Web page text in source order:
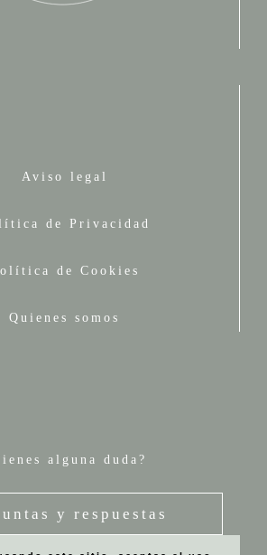
Aviso legal
de Privacidad
de Cookies
Quienes somos
alguna duda?
y respuestas